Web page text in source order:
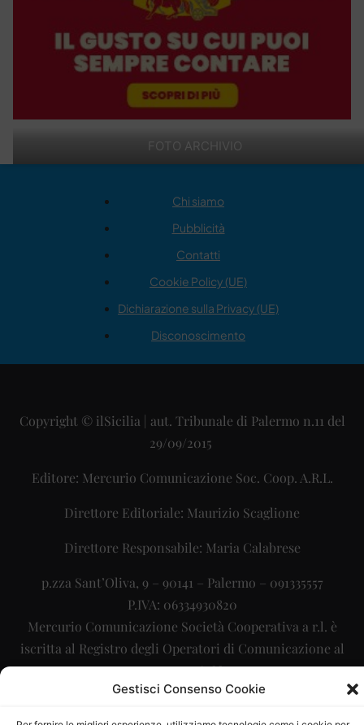
Gestisci Consenso Cookie
FOTO ARCHIVIO
Chi siamo
Pubblicità
Contatti
Cookie Policy (UE)
Dichiarazione sulla Privacy (UE)
Disconoscimento
Copyright © ilSicilia | aut. Tribunale di Palermo n.11 del
29/09/2015
Editore: Mercurio Comunicazione Soc. Coop. A.R.L.
Direttore Editoriale: Maurizio Scaglione
Direttore Responsabile: Maria Calabrese
p.zza Sant’Oliva, 9 – 90141 – Palermo – 091335557
P.IVA: 06334930820
Mercurio Comunicazione Società Cooperativa a r.l. è
iscritta al Registro degli Operatori di Comunicazione al
numero 26988